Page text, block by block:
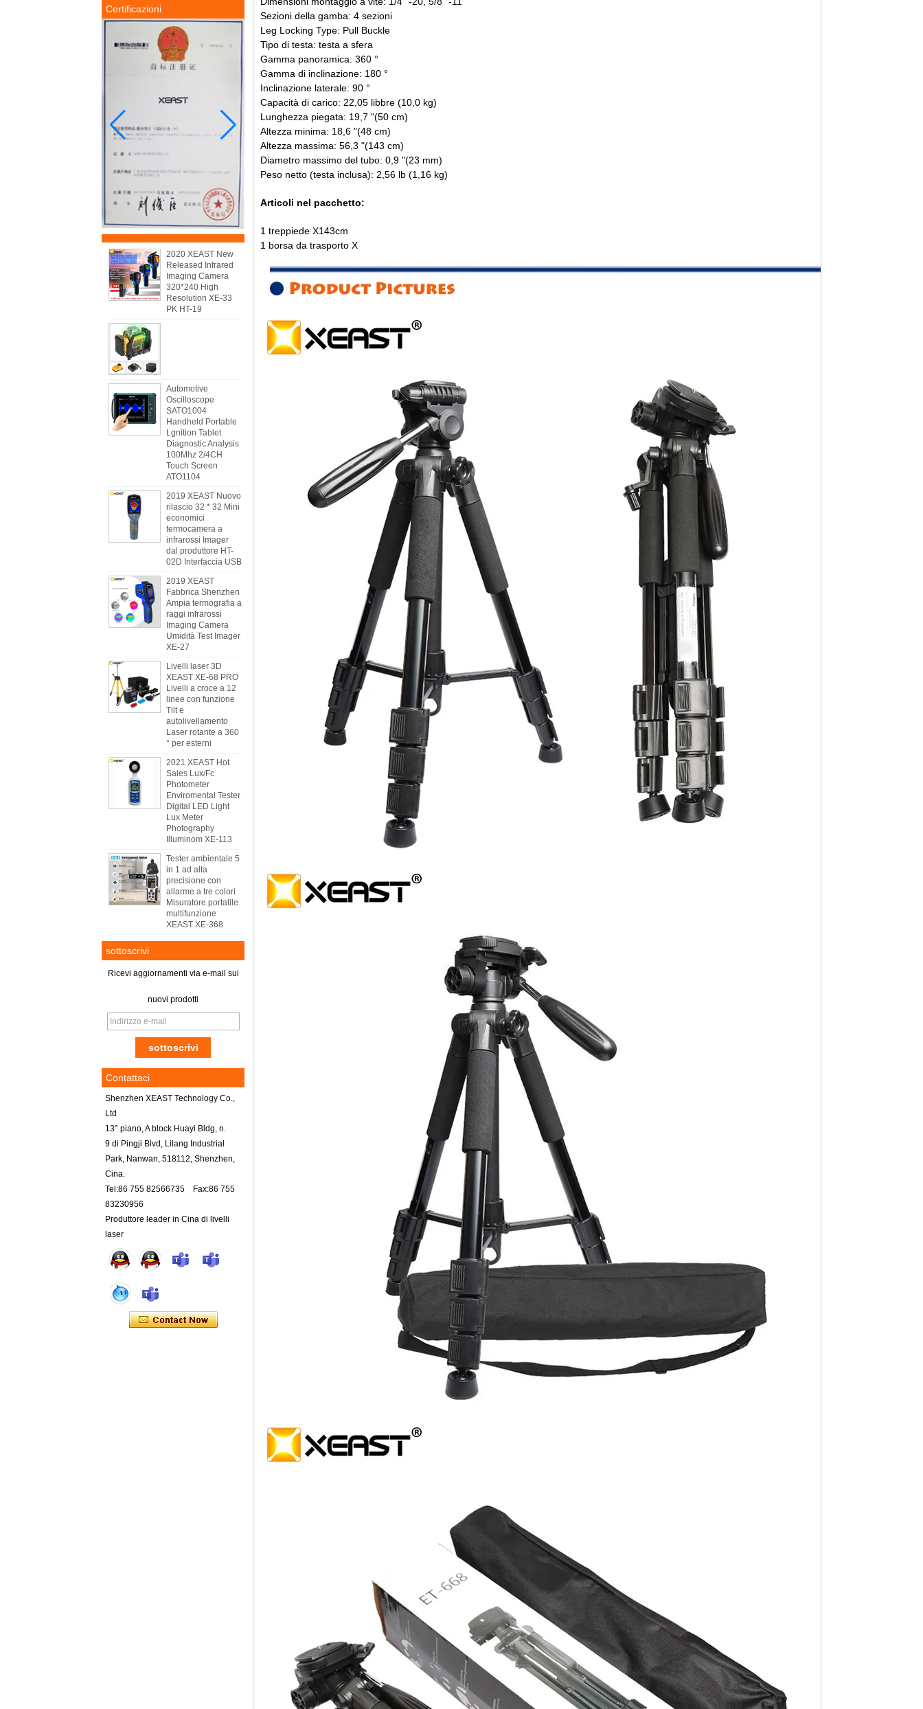
Certificazioni
2020 XEAST New
Released Infrared
Imaging Camera
320*240 High
Resolution XE-33
PK HT-19
Automotive
Oscilloscope
SATO1004
Handheld Portable
Lgnition Tablet
Diagnostic Analysis
100Mhz 2/4CH
Touch Screen
ATO1104
2019 XEAST Nuovo
rilascio 32 * 32 Mini
economici
termocamera a
infrarossi Imager
dal produttore HT-
02D Interfaccia USB
2019 XEAST
Fabbrica Shenzhen
Ampia termografia a
raggi infrarossi
Imaging Camera
Umidità Test Imager
XE-27
Livelli laser 3D
XEAST XE-68 PRO
Livelli a croce a 12
linee con funzione
Tilt e
autolivellamento
Laser rotante a 360
° per esterni
2021 XEAST Hot
Sales Lux/Fc
Photometer
Enviromental Tester
Digital LED Light
Lux Meter
Photography
Illuminom XE-113
Tester ambientale 5
in 1 ad alta
precisione con
allarme a tre colori
Misuratore portatile
multifunzione
XEAST XE-368
sottoscrivi
Ricevi aggiornamenti via e-mail sui
nuovi prodotti
Contattaci
Shenzhen XEAST Technology Co.,
Ltd
13° piano, A block Huayi Bldg, n.
9 di Pingji Blvd, Lilang Industrial
Park, Nanwan, 518112, Shenzhen,
Cina.
Tel:86 755 82566735 Fax:86 755
83230956
Produttore leader in Cina di livelli
laser
Sezioni della gamba: 4 sezioni
Leg Locking Type: Pull Buckle
Tipo di testa: testa a sfera
Gamma panoramica: 360 °
Gamma di inclinazione: 180 °
Inclinazione laterale: 90 °
Capacità di carico: 22,05 libbre (10,0 kg)
Lunghezza piegata: 19,7 "(50 cm)
Altezza minima: 18,6 "(48 cm)
Altezza massima: 56,3 "(143 cm)
Diametro massimo del tubo: 0,9 "(23 mm)
Peso netto (testa inclusa): 2,56 lb (1,16 kg)
Articoli nel pacchetto:
1 treppiede X143cm
1 borsa da trasporto X